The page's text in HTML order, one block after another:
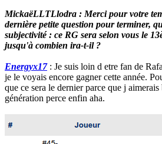
MickaëLLTLlodra : Merci pour votre
dernière petite question pour terminer,
subjectivité : ce RG sera selon vous le
jusqu'à combien ira-t-il ?
Energyx17: Je suis loin d etre fan de
je le voyais encore gagner cette année.
que ce sera le dernier parce que j
génération perce enfin aha.